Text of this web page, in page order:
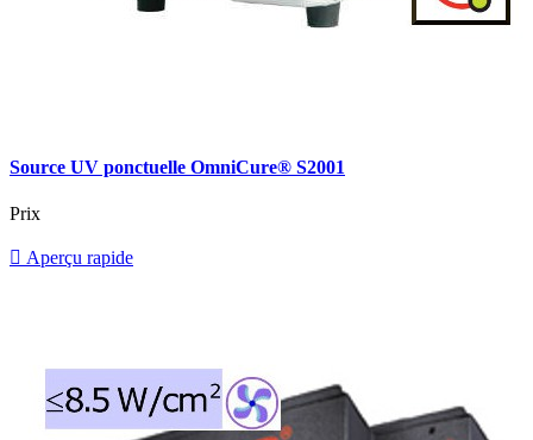
Source UV ponctuelle OmniCure® S2001
Prix
 Aperçu rapide